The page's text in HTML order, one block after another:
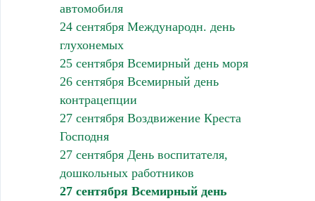
автомобиля
24 сентября Международн. день
глухонемых
25 сентября Всемирный день моря
26 сентября Всемирный день
контрацепции
27 сентября Воздвижение Креста
Господня
27 сентября День воспитателя,
дошкольных работников
27 сентября Всемирный день